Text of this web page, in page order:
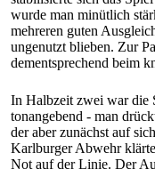
wurde man minütlich
mehreren guten
ungenutzt blieben. Zur
dementsprechend beim
In Halbzeit zwei war die
tonangebend - man
der aber zunächst auf
Karlburger Abwehr
Not auf der Linie. Der